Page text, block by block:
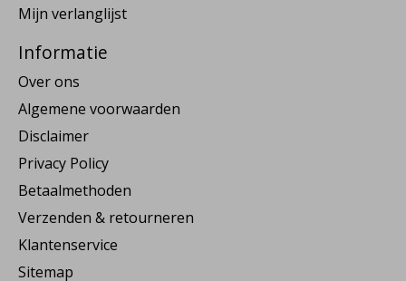
Mijn verlanglijst
Informatie
Over ons
Algemene voorwaarden
Disclaimer
Privacy Policy
Betaalmethoden
Verzenden & retourneren
Klantenservice
Sitemap